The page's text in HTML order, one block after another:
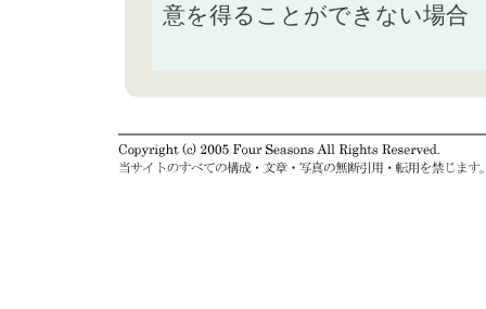
意を得ることができない場合